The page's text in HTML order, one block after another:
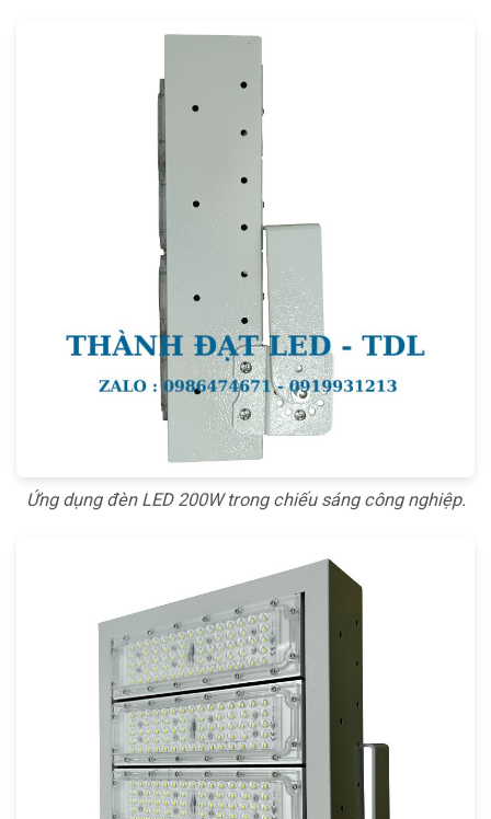
Ứng dụng đèn LED 200W trong chiếu sáng công nghiệp.